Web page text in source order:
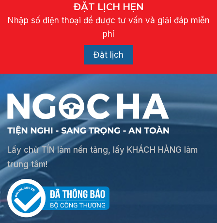
ĐẶT LỊCH HẸN
Nhập số điện thoại để được tư vấn và giải đáp miễn
phí
Đặt lịch
Lấy chữ TÍN làm nền tảng, lấy KHÁCH HÀNG làm
trung tâm!